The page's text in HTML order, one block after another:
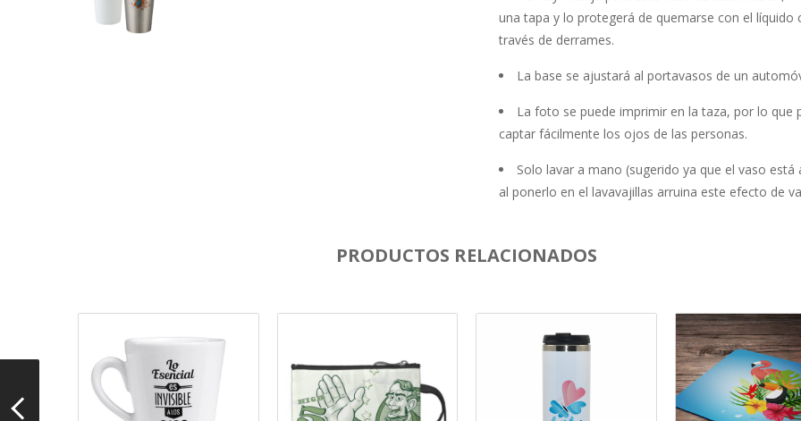
una tapa y lo protegerá de quemarse con el líquido
través de derrames.
La base se ajustará al portavasos de un
La foto se puede imprimir en la taza, por lo que
captar fácilmente los ojos de las personas.
Solo lavar a mano (sugerido ya que el vaso está
al ponerlo en el lavavajillas arruina este efecto de
PRODUCTOS RELACIONADOS